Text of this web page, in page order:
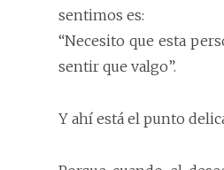
sentimos es:
“Necesito que esta
sentir que valgo”.
Y ahí está el punto